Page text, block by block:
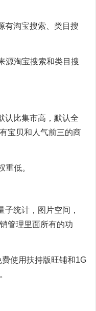
有淘宝搜索、类目搜
源淘宝搜索和类目搜
认比集市高，默认全
宝贝和人气前三的商
重低。
统计，图片空间，
管理里面所有的功
使用扶持版旺铺和1G